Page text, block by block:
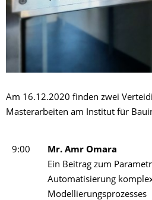
Am 16.12.2020 finden zwei
Masterarbeiten am Institut für
9:00
Mr. Amr Omara
Ein Beitrag zum
Automatisierung
Modellierungsprozesses